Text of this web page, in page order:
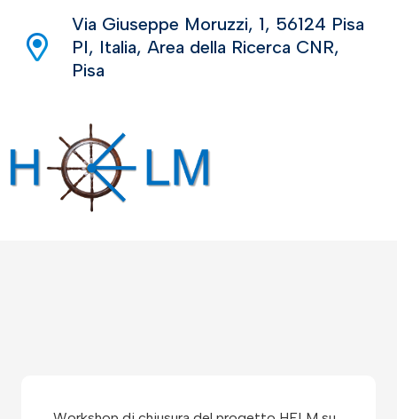
Via Giuseppe Moruzzi, 1, 56124 Pisa
PI, Italia, Area della Ricerca CNR,
Pisa